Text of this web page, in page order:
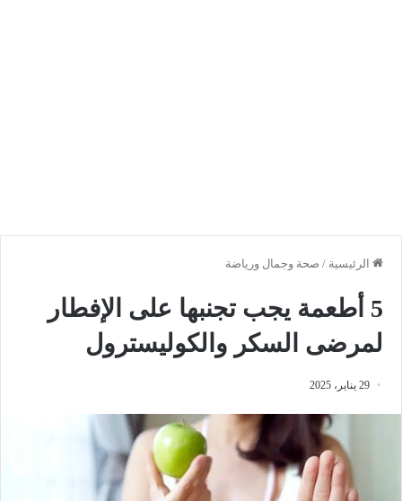
الرئيسية / صحة وجمال ورياضة
5 أطعمة يجب تجنبها على الإفطار
لمرضى السكر والكوليسترول
29 يناير، 2025